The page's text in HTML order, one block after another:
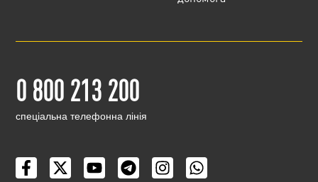
0 800 213 200
cпеціальна телефонна лінія